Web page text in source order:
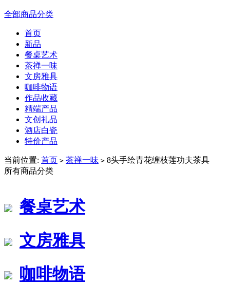
全部商品分类
首页
新品
餐桌艺术
茶禅一味
文房雅具
咖啡物语
作品收藏
精端产品
文创礼品
酒店白瓷
特价产品
当前位置: 首页 > 茶禅一味 > 8头手绘青花缠枝莲功夫茶具
所有商品分类
餐桌艺术
文房雅具
咖啡物语